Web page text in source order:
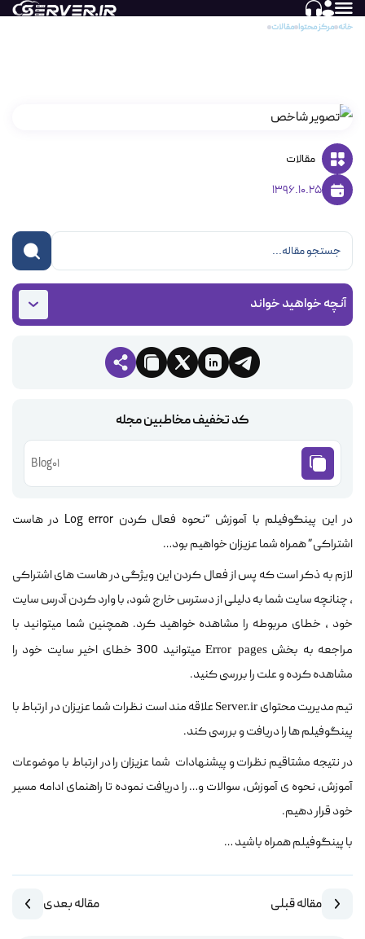
خانه مرکز محتوا مقالات
مقالات
1396.10.25
آنچه خواهید خواند
کد تخفیف مخاطبین مجله
Blog01
در این پینگوفیلم با آموزش “نحوه فعال کردن Log error در هاست
اشتراکی” همراه شما عزیزان خواهیم بود…
لازم به ذکر است که پس از فعال کردن این ویژگی در هاست های اشتراکی
، چنانچه سایت شما به دلیلی از دسترس خارج شود، با وارد کردن آدرس سایت
خود ، خطای مربوطه را مشاهده خواهید کرد. همچنین شما میتوانید با
مراجعه به بخشError pages
میتوانید 300 خطای اخیر سایت خود را
مشاهده کرده و علت را بررسی کنید.
تیم مدیریت محتوای Server.ir علاقه مند است نظرات شما عزیزان در ارتباط با
پینگوفیلم ها را دریافت و بررسی کند.
در نتیجه مشتاقیم نظرات و پیشنهادات شما عزیزان را در ارتباط با موضوعات
آموزش، نحوه ی آموزش، سوالات و… رادریافت نموده تا راهنمای ادامه مسیر
خود قرار دهیم.
با پینگوفیلم همراه باشید …
مقاله قبلی مقاله بعدی